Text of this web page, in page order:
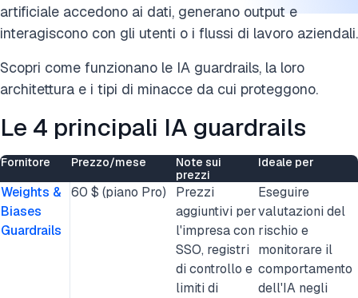
artificiale accedono ai dati, generano output e
interagiscono con gli utenti o i flussi di lavoro aziendali.
Scopri come funzionano le IA guardrails, la loro
architettura e i tipi di minacce da cui proteggono.
Le 4 principali IA guardrails
Fornitore Prezzo/mese
Note sui
prezzi
Ideale per
Weights &
Biases
Guardrails
60 $ (piano Pro)
Prezzi
aggiuntivi per
l'impresa con
SSO, registri
di controllo e
limiti di
Eseguire
valutazioni del
rischio e
monitorare il
comportamento
dell'IA negli